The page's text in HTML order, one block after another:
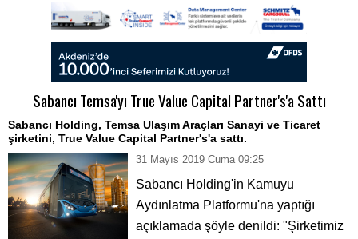
Sabancı Temsa'yı True Value Capital Partner's'a Sattı
Sabancı Holding, Temsa Ulaşım Araçları Sanayi ve Ticaret
şirketini, True Value Capital Partner's'a sattı.
31 Mayıs 2019 Cuma 09:25
Sabancı Holding'in Kamuyu
Aydınlatma Platformu'na yaptığı
açıklamada şöyle denildi: "Şirketimiz